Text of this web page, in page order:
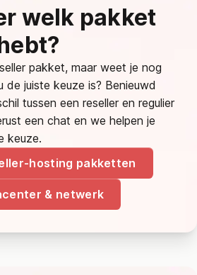
welk pakket
pakket, maar weet je nog
juiste keuze is? Benieuwd
tussen een reseller en regulier
een chat en we helpen je
keuze.
hosting pakketten
& netwerk